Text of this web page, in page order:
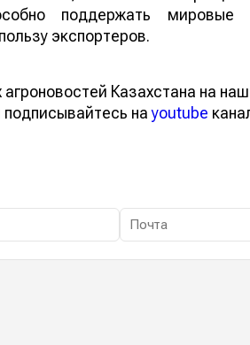
поддержать
экспортеров.
Казахстана на
подписывайтесь наyoutube